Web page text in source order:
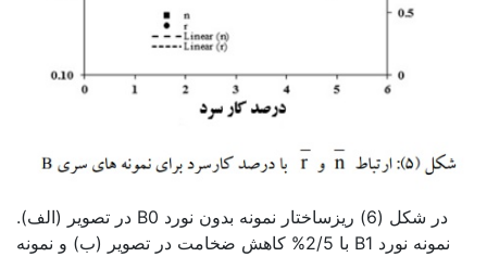
در شکل (6) ریزساختار نمونه بدون نورد B0 در تصویر (الف).
نمونه نورد B1 با 2/5% کاهش ضخامت در تصویر (ب) و نمونه